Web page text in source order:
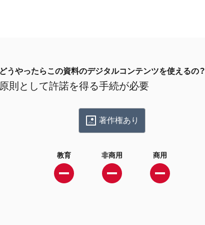
どうやったらこの資料のデジタルコンテンツを使えるの？
原則として許諾を得る手続が必要
著作権あり
教育 非商用 商用